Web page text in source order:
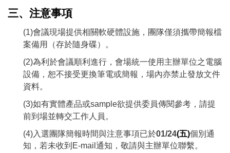
三、注意事項
(1)會議現場提供相關軟硬體設施，團隊僅須攜帶簡報檔
案備用（存於隨身碟）。
(2)為利於會議順利進行，會場統一使用主辦單位之電腦
設備，恕不接受更換筆電或簡報，場內亦禁止發放文件
資料。
(3)如有實體產品或sample欲提供委員傳閱參考，請提
前到場並轉交工作人員。
(4)入選團隊簡報時間與注意事項已於01/24(五)個別通
知，若未收到E-mail通知，敬請與主辦單位聯繫。